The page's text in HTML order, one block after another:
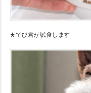
★でび君が試食します